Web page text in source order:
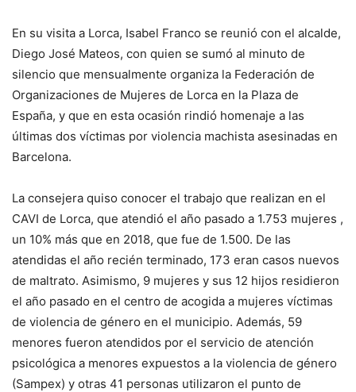
En su visita a Lorca, Isabel Franco se reunió con el alcalde,
Diego José Mateos, con quien se sumó al minuto de
silencio que mensualmente organiza la Federación de
Organizaciones de Mujeres de Lorca en la Plaza de
España, y que en esta ocasión rindió homenaje a las
últimas dos víctimas por violencia machista asesinadas en
Barcelona.
La consejera quiso conocer el trabajo que realizan en el
CAVI de Lorca, que atendió el año pasado a 1.753 mujeres ,
un 10% más que en 2018, que fue de 1.500. De las
atendidas el año recién terminado, 173 eran casos nuevos
de maltrato. Asimismo, 9 mujeres y sus 12 hijos residieron
el año pasado en el centro de acogida a mujeres víctimas
de violencia de género en el municipio. Además, 59
menores fueron atendidos por el servicio de atención
psicológica a menores expuestos a la violencia de género
(Sampex) y otras 41 personas utilizaron el punto de